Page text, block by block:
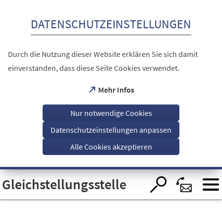
Visuelle
Assistenzsoftware
öffnen.
DATENSCHUTZEINSTELLUNGEN
Durch die Nutzung dieser Website erklären Sie sich damit
einverstanden, dass diese Seite Cookies verwendet.
Mehr Infos
(Öffnet
einem
Tab)
Nur notwendige Cookies
Datenschutzeinstellungen anpassen
Alle Cookies akzeptieren
Gleichstellungsstelle